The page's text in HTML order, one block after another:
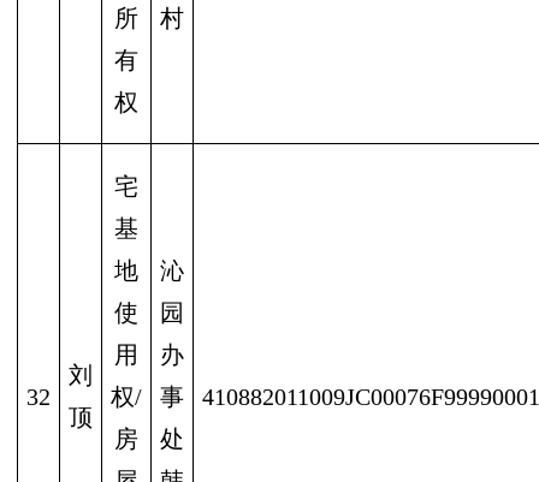
所
有
权
村
32
刘
顶
宅
基
地
使
用
权/
房
沁
园
办
事
处
410882011009JC00076F99990001